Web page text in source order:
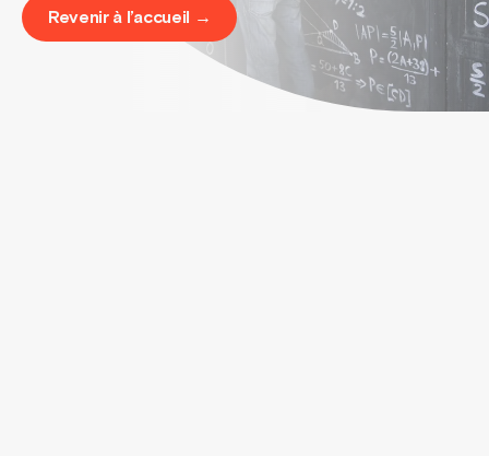
Revenir à l’accueil →